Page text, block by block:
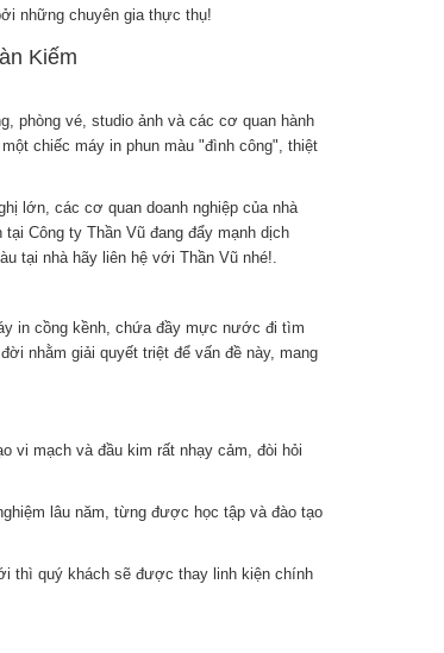
những chuyên gia thực thụ!
Kiếm
phòng vé, studio ảnh và các cơ quan hành
chiếc máy in phun màu "đình công", thiệt
lớn, các cơ quan doanh nghiệp của nhà
Công ty Thần Vũ đang đẩy mạnh dịch
tại nhà hãy liên hệ với Thần Vũ nhé!.
in cồng kềnh, chứa đầy mực nước đi tìm
nhằm giải quyết triệt để vấn đề này, mang
vi mạch và đầu kim rất nhạy cảm, đòi hỏi
lâu năm, từng được học tập và đào tạo
thì quý khách sẽ được thay linh kiện chính